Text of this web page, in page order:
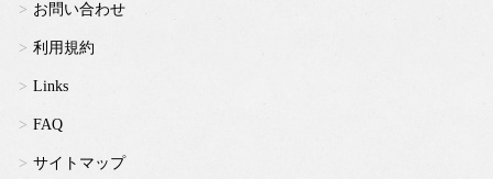
お問い合わせ
利用規約
Links
FAQ
サイトマップ